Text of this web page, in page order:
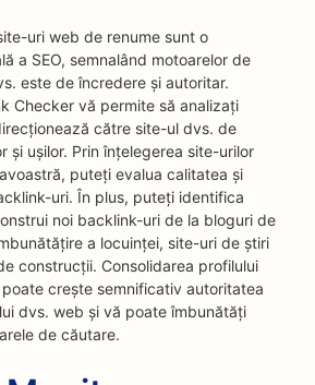
uri web de renume sunt o
a SEO, semnalând motoarelor de
este de încredere și autoritar.
Checker vă permite să analizați
către site-ul dvs. de
și ușilor. Prin înțelegerea site-urilor
puteți evalua calitatea și
uri. În plus, puteți identifica
noi backlink-uri de la bloguri de
a locuinței, site-uri de știri
construcții. Consolidarea profilului
crește semnificativ autoritatea
dvs. web și vă poate îmbunătăți
de căutare.